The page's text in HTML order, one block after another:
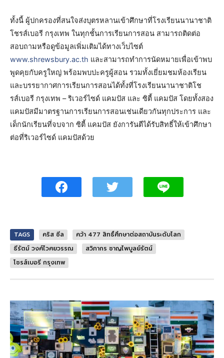
ทั้งนี้ ผู้ปกครองที่สนใจส่งบุตรหลานเข้าศึกษาที่โรงเรียนนานาชาติ
โชรส์เบอรี กรุงเทพ ในทุกชั้นการเรียนการสอน สามารถติดต่อ
สอบถามหรือดูข้อมูลเพิ่มเติมได้ทางเว็บไซต์
www.shrewsbury.ac.th และสามารถทำการนัดหมายเพื่อเข้าพบ
พูดคุยกับครูใหญ่ พร้อมพบปะครูผู้สอน รวมทั้งเยี่ยมชมห้องเรียน
และบรรยากาศการเรียนการสอนได้ทั้งที่โรงเรียนนานาชาติโช
รส์เบอรี กรุงเทพ – ริเวอร์ไซด์ แคมปัส และ ซิตี้ แคมปัส โดยทั้งสอง
แคมปัสมีมาตรฐานการเรียนการสอนเช่นเดียวกันทุกประการ และ
เด็กนักเรียนที่จบจาก ซิตี้ แคมปัส ยังการันตีได้รับสิทธิ์ให้เข้าศึกษา
ต่อที่ริเวอร์ไซด์ แคมปัสด้วย
TAGS คริส ซีล
คว้า 477 สิทธิ์ศึกษาต่อสถาบันระดับโลก
ธีรัตม์ วงศ์ไวศยวรรณ
สวิภากร ชาญไพบูลย์รัตน์
โชรส์เบอรี กรุงเทพ